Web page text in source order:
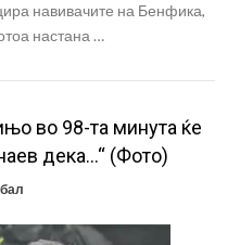
навивачите на Бенфика,
настана …
во 98-та минута ќе
дека…“ (Фото)